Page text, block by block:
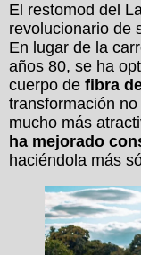
El restomod del
revolucionario de
En lugar de la
años 80, se ha
cuerpo de fibra
transformación
mucho más
ha mejorado
haciéndola más